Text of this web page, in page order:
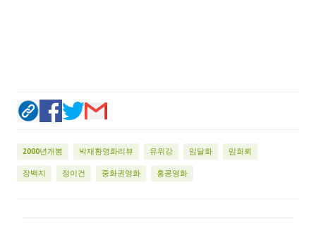
2000년개봉 박재환영화리뷰 유위강 임달화 임희뢰
장백지 정이건 중화권영화 홍콩영화